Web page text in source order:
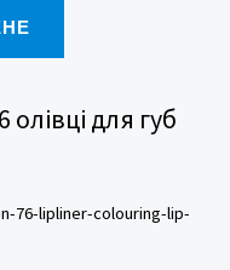
олівці для губ